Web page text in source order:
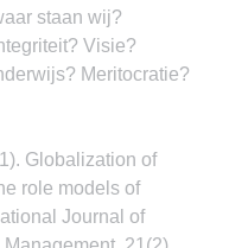
staan wij?
Visie?
Meritocratie?
Globalization of
role models of
Journal of